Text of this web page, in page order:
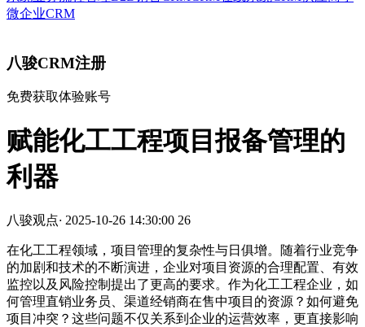
微企业CRM
八骏CRM注册
免费获取体验账号
赋能化工工程项目报备管理的
利器
八骏观点· 2025-10-26 14:30:00 26
在化工工程领域，项目管理的复杂性与日俱增。随着行业竞争
的加剧和技术的不断演进，企业对项目资源的合理配置、有效
监控以及风险控制提出了更高的要求。作为化工工程企业，如
何管理直销业务员、渠道经销商在售中项目的资源？如何避免
项目冲突？这些问题不仅关系到企业的运营效率，更直接影响